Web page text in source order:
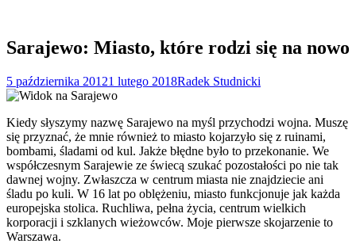
Sarajewo: Miasto, które rodzi się na nowo
5 października 20121 lutego 2018Radek Studnicki
Kiedy słyszymy nazwę Sarajewo na myśl przychodzi wojna. Muszę
się przyznać, że mnie również to miasto kojarzyło się z ruinami,
bombami, śladami od kul. Jakże błędne było to przekonanie. We
współczesnym Sarajewie ze świecą szukać pozostałości po nie tak
dawnej wojny. Zwłaszcza w centrum miasta nie znajdziecie ani
śladu po kuli. W 16 lat po oblężeniu, miasto funkcjonuje jak każda
europejska stolica. Ruchliwa, pełna życia, centrum wielkich
korporacji i szklanych wieżowców. Moje pierwsze skojarzenie to
Warszawa.